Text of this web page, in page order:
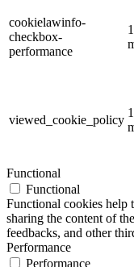
cookielawinfo-
checkbox-
performance
viewed_cookie_policy
Functional
Functional
Functional cookies help
sharing the content of
feedbacks, and other
Performance
Performance